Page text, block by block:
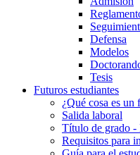
Defensa
Modelos
Tesis
Futuros estudiantes
¿Qué cosa es un
Salida laboral
Título de grado -
Requisitos para